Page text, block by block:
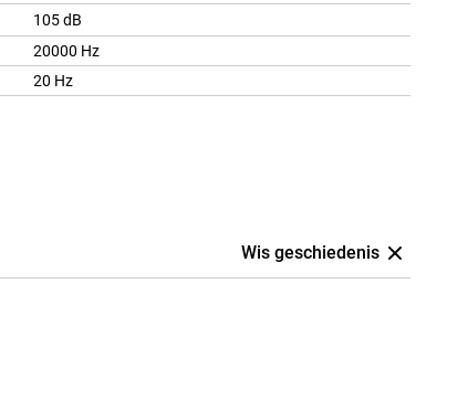
105 dB
20000 Hz
20 Hz
Wis geschiedenis